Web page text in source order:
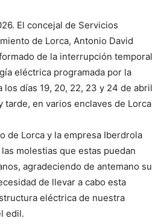
El concejal de Servicios
de Lorca, Antonio David
de la interrupción temporal
eléctrica programada por la
los días 19, 20, 22, 23 y 24 de abril
tarde, en varios enclaves de Lorca
de Lorca y la empresa Iberdrola
molestias que estas puedan
agradeciendo de antemano su
de llevar a cabo esta
eléctrica de nuestra
edil.